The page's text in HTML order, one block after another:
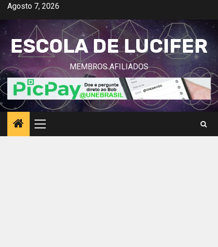
Avançar
o
conteúdo
Agosto 7, 2026
ESCOLA DE LUCIFER
MEMBROS AFILIADOS
Menu
principal